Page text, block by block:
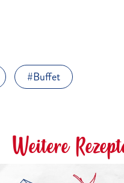
Buffet
Weitere